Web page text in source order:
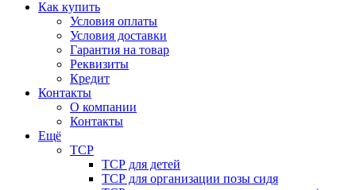
Как купить
Условия оплаты
Условия доставки
Гарантия на товар
Реквизиты
Кредит
Контакты
О компании
Контакты
Ещё
ТСР
ТСР для детей
ТСР для организации позы сидя